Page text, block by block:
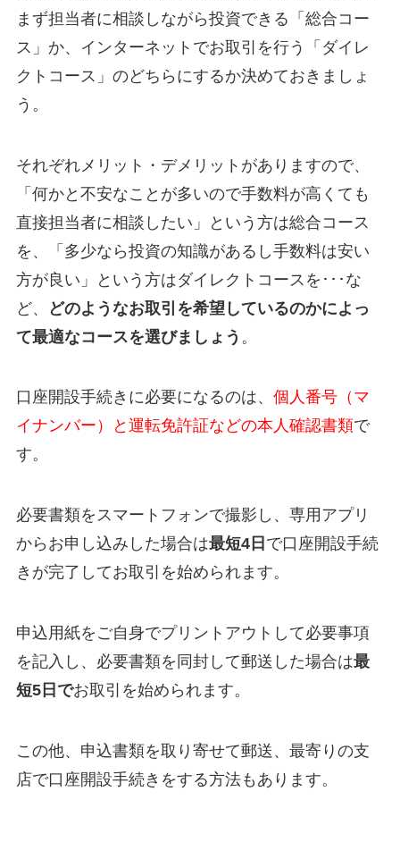
まず担当者に相談しながら投資できる「総合コー
ス」か、インターネットでお取引を行う「ダイレ
クトコース」のどちらにするか決めておきましょ
う。
それぞれメリット・デメリットがありますので、
「何かと不安なことが多いので手数料が高くても
直接担当者に相談したい」という方は総合コース
を、「多少なら投資の知識があるし手数料は安い
方が良い」という方はダイレクトコースを･･･な
ど、
どのようなお取引を希望しているのかによっ
て最適なコースを選びましょう 。
口座開設手続きに必要になるのは、 個人番号（マ
イナンバー）と運転免許証などの本人確認書類で
す。
必要書類をスマートフォンで撮影し、専用アプリ
からお申し込みした場合は最短4日 で口座開設手続
きが完了してお取引を始められます。
申込用紙をご自身でプリントアウトして必要事項
を記入し、必要書類を同封して郵送した場合は最
短5日でお取引を始められます。
この他、申込書類を取り寄せて郵送、最寄りの支
店で口座開設手続きをする方法もあります。